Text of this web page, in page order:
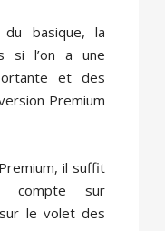
basique, la
si l’on a une
et des
Premium
il suffit
compte sur
le volet des